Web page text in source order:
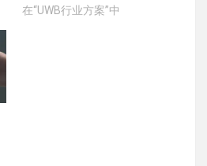
在“UWB行业方案”中